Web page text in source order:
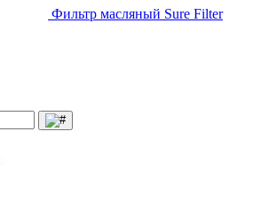
Фильтр масляный Sure Filter